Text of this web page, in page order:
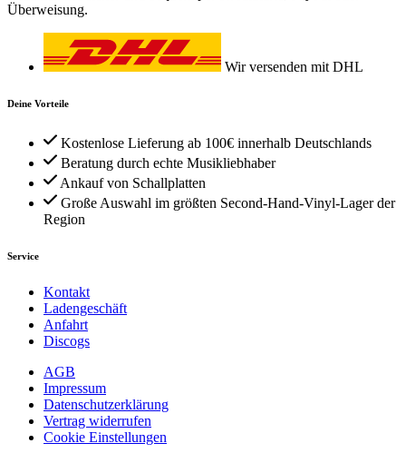
Überweisung.
Wir versenden mit DHL
Deine Vorteile
Kostenlose Lieferung ab 100€ innerhalb Deutschlands
Beratung durch echte Musikliebhaber
Ankauf von Schallplatten
Große Auswahl im größten Second-Hand-Vinyl-Lager der
Region
Service
Kontakt
Ladengeschäft
Anfahrt
Discogs
AGB
Impressum
Datenschutzerklärung
Vertrag widerrufen
Cookie Einstellungen